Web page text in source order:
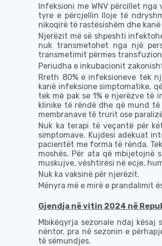
Infeksioni me WNV përcillet nga
tyre e përcjellin lloje të
nikoqirë të rastësishëm dhe
Njerëzit më së shpeshti
nuk transmetohet nga një
transmetimit përmes
Periudha e inkubacionit
Rreth 80% e infeksioneve tek
kanë infeksione simptomatike,
tek më pak se 1% e njerëzve të
klinike të rëndë dhe që mund
membranave të trurit ose
Nuk ka terapi të veçantë për
simptomave. Kujdesi adekuat
pacientët me forma të rënda. Tek
moshës. Për ata që mbijetojnë
muskujve, vështirësi në ecje,
Nuk ka vaksinë për njerëzit.
Mënyra më e mirë e prandalimit
Gjendja në vitin 2024 në
Mbikëqyrja sezonale ndaj kësaj
nëntor, pra në sezonin e
të sëmundjes.